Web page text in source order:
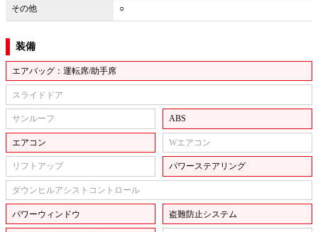
その他 ○
装備
エアバッグ：運転席/助手席
スライドドア
サンルーフ ABS
エアコン Wエアコン
リフトアップ パワーステアリング
ダウンヒルアシストコントロール
パワーウィンドウ 盗難防止システム